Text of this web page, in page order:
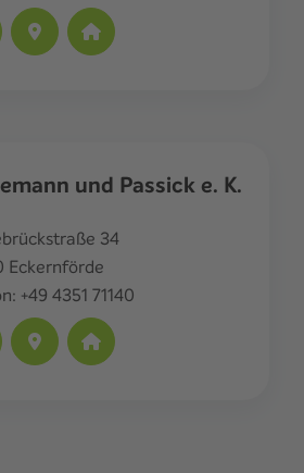
und Passick e. K.
34
Eckernförde
+49 4351 71140